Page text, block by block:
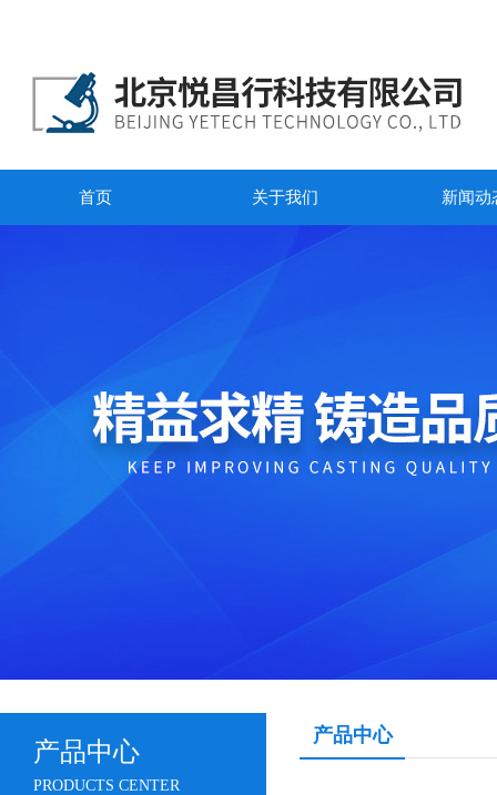
首页 关于我们 新闻动
产品中心
PRODUCTS CENTER
产品中心